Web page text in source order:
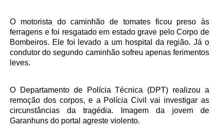
O motorista do caminhão de tomates ficou preso às
ferragens e foi resgatado em estado grave pelo Corpo de
Bombeiros. Ele foi levado a um hospital da região. Já o
condutor do segundo caminhão sofreu apenas ferimentos
leves.
O Departamento de Polícia Técnica (DPT) realizou a
remoção dos corpos, e a Polícia Civil vai investigar as
circunstâncias da tragédia. Imagem da jovem de
Garanhuns do portal agreste violento.